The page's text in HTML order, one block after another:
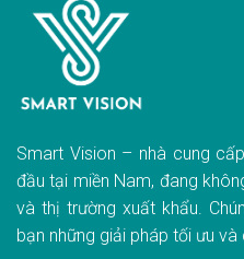
Smart Vision – nhà cung
đầu tại miền Nam, đang
và thị trường xuất khẩu.
bạn những giải pháp tối ưu